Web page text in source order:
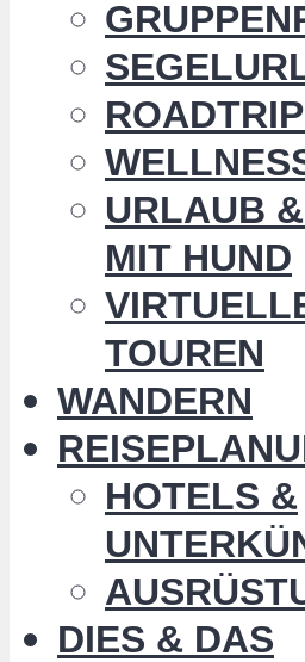
URLAUB
MIT HUND
TOUREN
WANDERN
HOTELS &
DIES & DAS